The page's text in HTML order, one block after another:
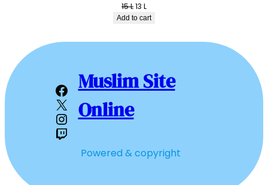
15LOriginal
price
13 L
price
Add to cart
Facebook
X
Instagram
Twitch
Muslim Site
Online
Powered & copyright